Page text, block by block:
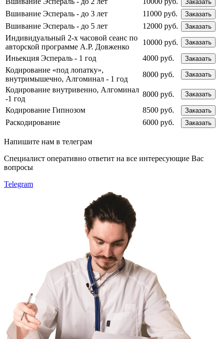
Заказать
Вшивание Эспераль - до 3 лет 11000 руб. Заказать
Вшивание Эспераль - до 5 лет 12000 руб. Заказать
Индивидуальный 2-х часовой сеанс по
авторской программе А.Р. Довженко
10000 руб. Заказать
Иньекция Эспераль - 1 год 4000 руб. Заказать
Кодирование «под лопатку»,
внутримышечно, Алгоминал - 1 год
8000 руб. Заказать
Кодирование внутривенно, Алгоминал
-1 год
8000 руб. Заказать
Кодирование Гипнозом 8500 руб. Заказать
Раскодирование 6000 руб. Заказать
Напишите нам в телеграм
Специалист оперативно ответит на все интересующие Вас
вопросы
Telegram